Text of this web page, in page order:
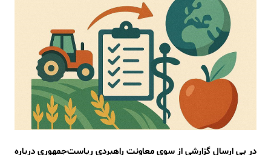
در پی ارسال گزارشی از سوی معاونت راهبردی ریاست‌جمهوری درباره